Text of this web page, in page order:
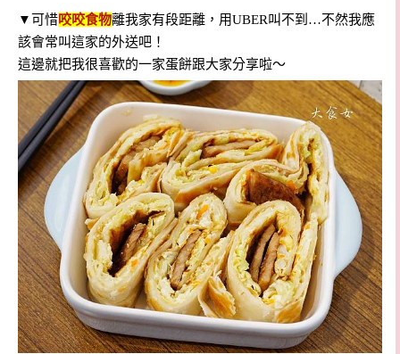
▼可惜咬咬食物離我家有段距離，用UBER叫不到…不然我應
該會常叫這家的外送吧！
這邊就把我很喜歡的一家蛋餅跟大家分享啦～